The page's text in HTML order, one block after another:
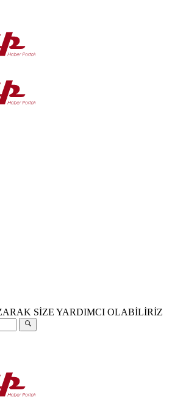
SİZE YARDIMCI OLABİLİRİZ